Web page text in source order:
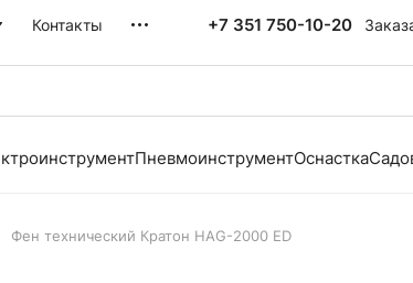
Контакты +7 351 750-10-20
ПневмоинструментОснастка
Фен технический Кратон HAG-2000 ЕD